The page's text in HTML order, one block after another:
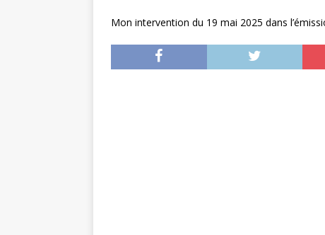
Mon intervention du 19 mai 2025 dans